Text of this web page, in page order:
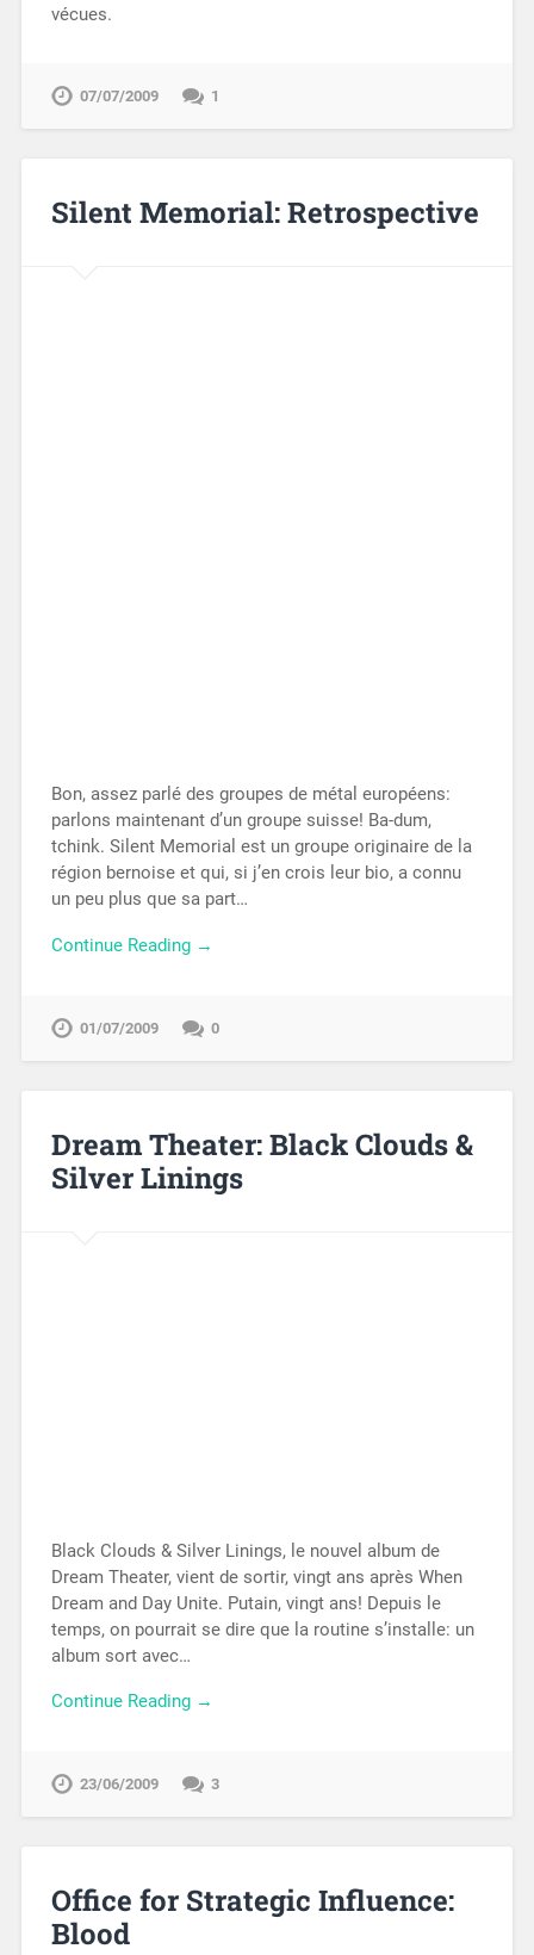
vécues.
07/07/2009 1
Silent Memorial: Retrospective
Bon, assez parlé des groupes de métal européens:
parlons maintenant d’un groupe suisse! Ba-dum,
tchink. Silent Memorial est un groupe originaire de la
région bernoise et qui, si j’en crois leur bio, a connu
un peu plus que sa part…
Continue Reading →
01/07/2009 0
Dream Theater: Black Clouds &
Silver Linings
Black Clouds & Silver Linings, le nouvel album de
Dream Theater, vient de sortir, vingt ans après When
Dream and Day Unite. Putain, vingt ans! Depuis le
temps, on pourrait se dire que la routine s’installe: un
album sort avec…
Continue Reading →
23/06/2009 3
Office for Strategic Influence:
Blood